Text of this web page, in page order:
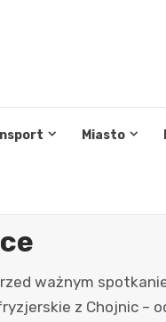
Miasto
ważnym
z Chojnic –